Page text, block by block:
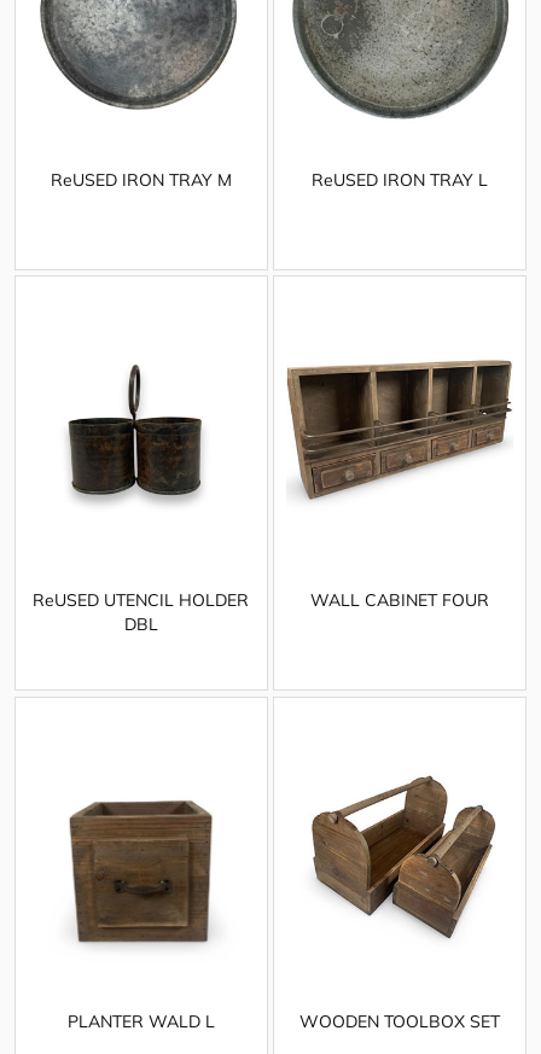
ReUSED IRON TRAY M ReUSED IRON TRAY L
ReUSED UTENCIL HOLDER
DBL
WALL CABINET FOUR
PLANTER WALD L WOODEN TOOLBOX SET